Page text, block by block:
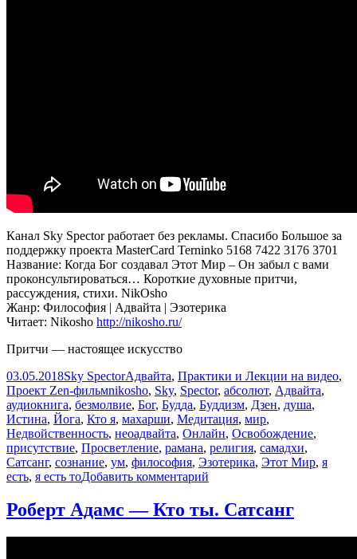
Канал Sky Spector работает без рекламы. Спасибо Большое за
поддержку проекта MasterCard Terninko 5168 7422 3176 3701
Название: Когда Бог создавал Этот Мир – Он забыл с вами
проконсультироваться… Короткие духовные притчи,
рассуждения, cтихи. NikOsho
Жанр: Философия | Адвайта | Эзотерика
Читает: Nikosho http://nikosho.ru/
Притчи — настоящее искусство
Опубликовано
03.05.2018Автор
Sky SpectorРубрики
Адвайта, Практики и Лекции на видео,
Проект Zen-фильмМетки
nikosho, Sky, Spector, абсолют, Адвайта,
аудиокнига, безмолвие, Бог, Будда, Буддизм, Дзен, душа,
Истина, Йога, Кто я, махарши, Медитация, мир,
Недвойственность, неоадвайта, Онлайн, Освобождение,
присутствие, Просветление, рамана, религия, самадхи,
Сатсанг, сознание, ум, философия, Эзотерика, Этот Мир, я
есть, я есть тоДобавить комментарий
Когда
Бог
Роберт Адамс — Кто ты. Сатсанг